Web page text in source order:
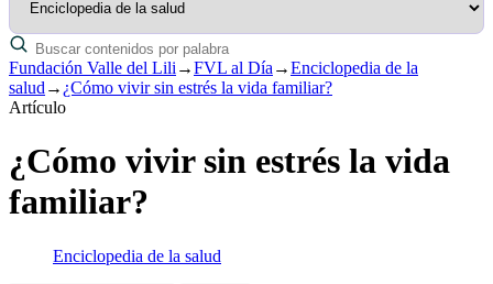
Fundación Valle del Lili →FVL al Día →Enciclopedia de la
salud → ¿Cómo vivir sin estrés la vida familiar?
Artículo
¿Cómo vivir sin estrés la vida
familiar?
Enciclopedia de la salud